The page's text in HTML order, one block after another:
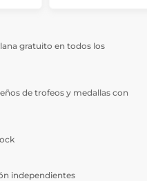
gratuito en todos los
de trofeos y medallas con
independientes